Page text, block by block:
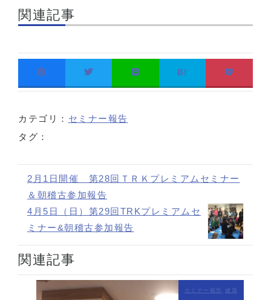
関連記事
B!
カテゴリ： セミナー報告
タグ：
2月1日開催 第28回ＴＲＫプレミアムセミナー
＆朝稽古参加報告
4月5日（日）第29回TRKプレミアムセ
ミナー&朝稽古参加報告
関連記事
セミナー報告 健康